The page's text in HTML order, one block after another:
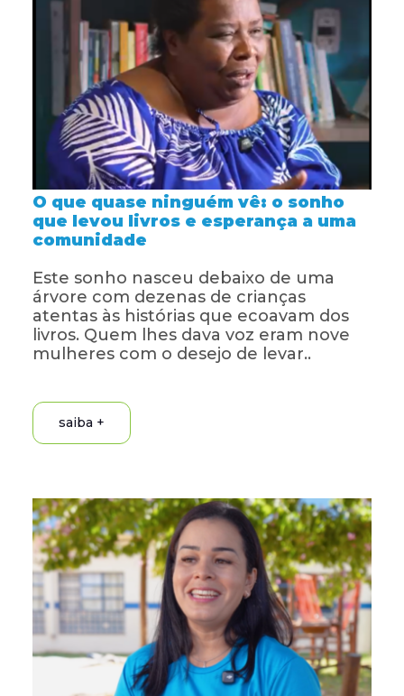
O que quase ninguém vê: o sonho
que levou livros e esperança a uma
comunidade
Este sonho nasceu debaixo de uma
árvore com dezenas de crianças
atentas às histórias que ecoavam dos
livros. Quem lhes dava voz eram nove
mulheres com o desejo de levar..
saiba +